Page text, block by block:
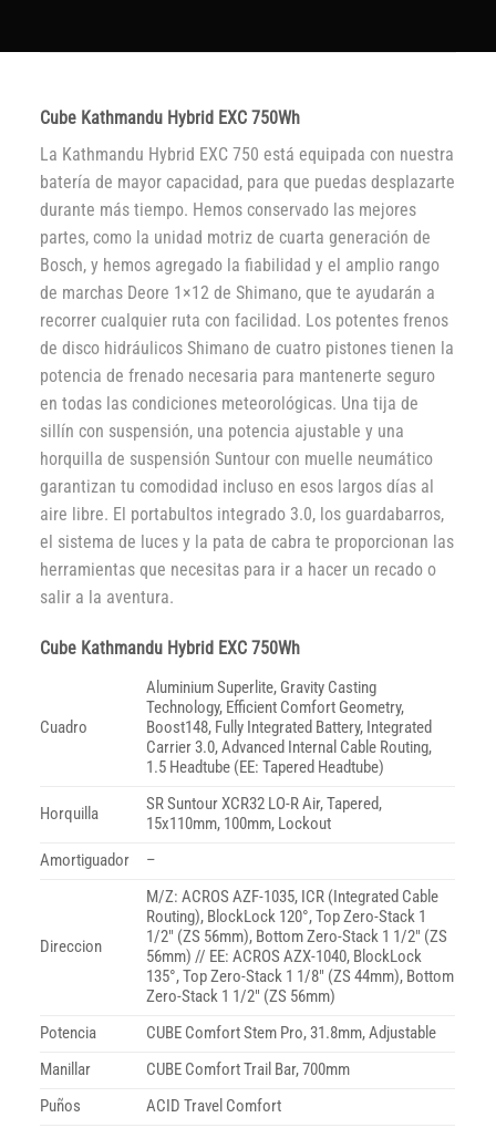
Cube Kathmandu Hybrid EXC 750Wh
La Kathmandu Hybrid EXC 750 está equipada con nuestra
batería de mayor capacidad, para que puedas desplazarte
durante más tiempo. Hemos conservado las mejores
partes, como la unidad motriz de cuarta generación de
Bosch, y hemos agregado la fiabilidad y el amplio rango
de marchas Deore 1×12 de Shimano, que te ayudarán a
recorrer cualquier ruta con facilidad. Los potentes frenos
de disco hidráulicos Shimano de cuatro pistones tienen la
potencia de frenado necesaria para mantenerte seguro
en todas las condiciones meteorológicas. Una tija de
sillín con suspensión, una potencia ajustable y una
horquilla de suspensión Suntour con muelle neumático
garantizan tu comodidad incluso en esos largos días al
aire libre. El portabultos integrado 3.0, los guardabarros,
el sistema de luces y la pata de cabra te proporcionan las
herramientas que necesitas para ir a hacer un recado o
salir a la aventura.
Cube Kathmandu Hybrid EXC 750Wh
Cuadro
Aluminium Superlite, Gravity Casting
Technology, Efficient Comfort Geometry,
Boost148, Fully Integrated Battery, Integrated
Carrier 3.0, Advanced Internal Cable Routing,
1.5 Headtube (EE: Tapered Headtube)
Horquilla
SR Suntour XCR32 LO-R Air, Tapered,
15x110mm, 100mm, Lockout
Amortiguador
–
Direccion
M/Z: ACROS AZF-1035, ICR (Integrated Cable
Routing), BlockLock 120°, Top Zero-Stack 1
1/2″ (ZS 56mm), Bottom Zero-Stack 1 1/2″ (ZS
56mm) // EE: ACROS AZX-1040, BlockLock
135°, Top Zero-Stack 1 1/8″ (ZS 44mm), Bottom
Zero-Stack 1 1/2″ (ZS 56mm)
Potencia
CUBE Comfort Stem Pro, 31.8mm, Adjustable
Manillar
CUBE Comfort Trail Bar, 700mm
Puños
ACID Travel Comfort